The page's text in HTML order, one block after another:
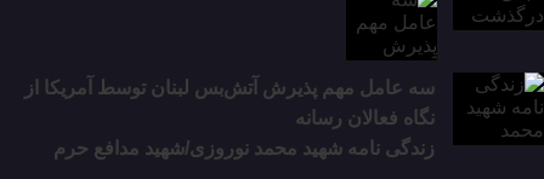
سه عامل مهم پذیرش آتش‌بس لبنان توسط آمریکا از
نگاه فعالان رسانه
زندگی نامه شهید محمد نوروزی/شهید مدافع حرم